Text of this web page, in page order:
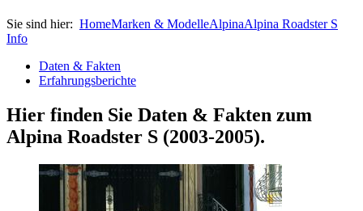
Sie sind hier: HomeMarken & ModelleAlpinaAlpina Roadster S
Info
Daten & Fakten
Erfahrungsberichte
Hier finden Sie Daten & Fakten zum
Alpina Roadster S (2003-2005).